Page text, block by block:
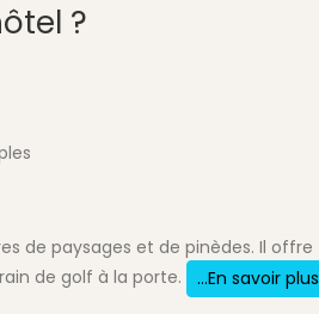
?
de paysages et de pinèdes. Il offre
de golf à la porte.
...En savoir plus